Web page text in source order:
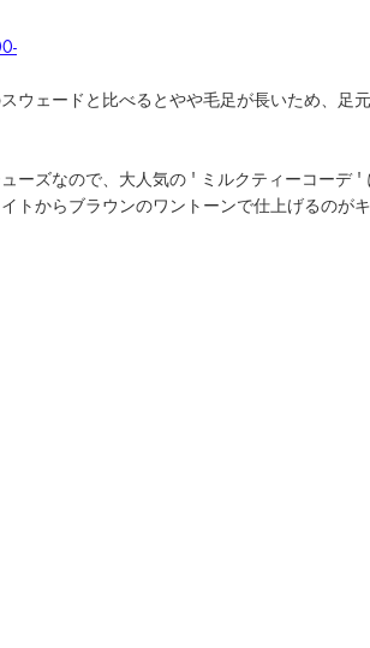
ウェードと比べるとやや毛足が長いため、足
ーズなので、大人気の ' ミルクティーコーデ
トからブラウンのワントーンで仕上げるのがキ